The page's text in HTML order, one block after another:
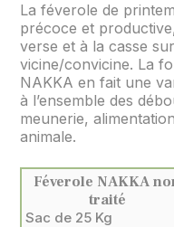
La féverole de
précoce et
verse et à la casse
vicine/convicine. La
NAKKA en fait une
à l’ensemble des
meunerie,
animale.
Féverole NAKKA
traité
Sac de 25 Kg